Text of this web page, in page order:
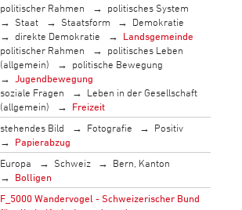
politischer Rahmen
politisches System
Staat
Staatsform
Demokratie
direkte Demokratie
Landsgemeinde
politischer Rahmen
politisches Leben
(allgemein)
politische Bewegung
Jugendbewegung
soziale Fragen
Leben in der Gesellschaft
(allgemein)
Freizeit
stehendes Bild Fotografie
Positiv
Papierabzug
Europa Schweiz
Bern, Kanton
Bolligen
F_5000 Wandervogel - Schweizerischer Bund